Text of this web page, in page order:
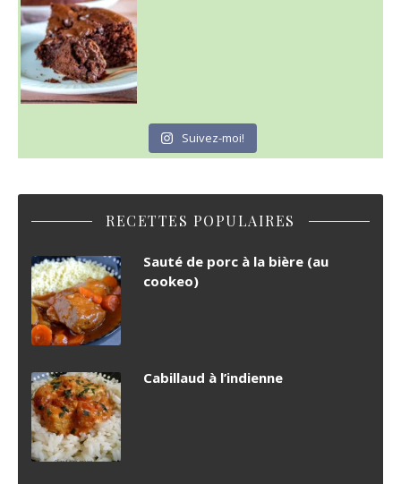
Suivez-moi!
RECETTES POPULAIRES
Sauté de porc à la bière (au
cookeo)
Cabillaud à l’indienne